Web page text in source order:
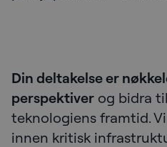
Din deltakelse er
perspektiver og bidra
teknologiens framtid.
innen kritisk